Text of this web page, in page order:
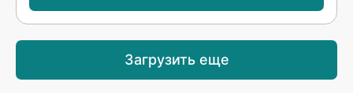
Загрузить еще